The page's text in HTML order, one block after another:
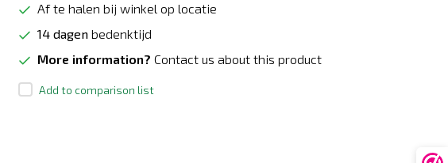
Af te halen bij winkel op locatie
14 dagen bedenktijd
More information? Contact us about this product
Add to comparison list